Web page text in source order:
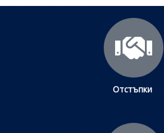
Отстъпки